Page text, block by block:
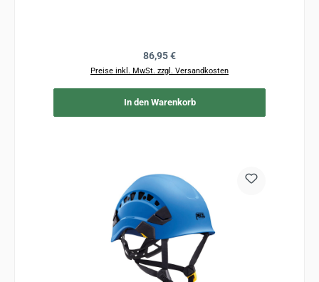
Regulärer Preis:
86,95 €
Preise inkl. MwSt. zzgl. Versandkosten
In den Warenkorb